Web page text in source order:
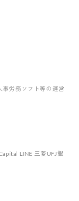
労務ソフト等の運営
LINE 三菱UFJ銀